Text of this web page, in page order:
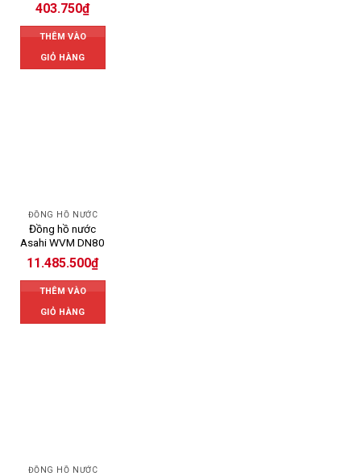
403.750₫
THÊM VÀO
GIỎ HÀNG
ĐỒNG HỒ NƯỚC
Đồng hồ nước
Asahi WVM DN80
11.485.500₫
THÊM VÀO
GIỎ HÀNG
ĐỒNG HỒ NƯỚC